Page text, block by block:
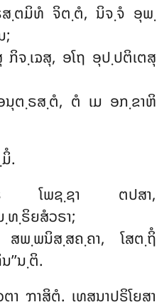
ສ຺ຕມິທໍ ຈິຕ຺ຕໍ, ນິຈ຺ຈໍ ອຸພ຺
;
ຈ຺ເຉສຸ, ອໂຖ ອຸປ຺ປຕິເຕສຸ
ນຸຕ຺ຣສ຺ຕໍ, ຕໍ ເມ ອກ຺ຂາຫິ
.
ຣ ໂພຊ຺ຊາ ຕປສາ,
ຣິຍສໍວຣາ;
ພ຺ພນິສ຺ສຄ຺ຄາ, ໂສຕ຺ຖິໍ
’’ນ຺ຕິ.
ຠາສິຕໍ. ເທສນາປຣິໂຍສາ